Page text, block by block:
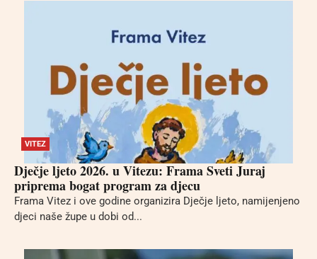
VITEZ
Dječje ljeto 2026. u Vitezu: Frama Sveti Juraj
priprema bogat program za djecu
Frama Vitez i ove godine organizira Dječje ljeto, namijenjeno
djeci naše župe u dobi od...